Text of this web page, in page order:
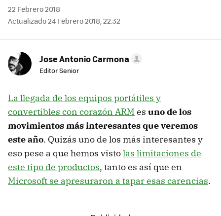
22 Febrero 2018
Actualizado 24 Febrero 2018, 22:32
Jose Antonio Carmona
Editor Senior
La llegada de los equipos portátiles y
convertibles con corazón ARM es uno de los
movimientos más interesantes que veremos
este año. Quizás uno de los más interesantes y
eso pese a que hemos vistolas limitaciones de
este tipo de productos, tanto es así que en
Microsoft se apresuraron a tapar esas carencias.